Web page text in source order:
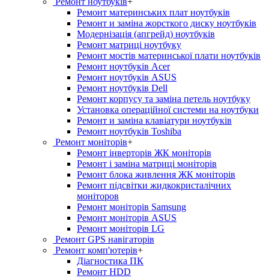
Ремонт материнських плат ноутбуків
Ремонт и заміна жорсткого диску ноутбуків
Модернізація (апгрейд) ноутбуків
Ремонт матриці ноутбуку
Ремонт мостів материнської плати ноутбуків
Ремонт ноутбуків Acer
Ремонт ноутбуків ASUS
Ремонт ноутбуків Dell
Ремонт корпусу та заміна петель ноутбуку
Установка операційної системи на ноутбуки
Ремонт и заміна клавіатури ноутбуків
Ремонт ноутбуків Toshiba
Ремонт моніторів+
Ремонт інверторів ЖК моніторів
Ремонт і заміна матриці моніторів
Ремонт блока живлення ЖК моніторів
Ремонт підсвітки жидкокристалічних
моніторов
Ремонт моніторів Samsung
Ремонт моніторів ASUS
Ремонт моніторів LG
Ремонт GPS навігаторів
Ремонт комп'ютерів+
Діагностика ПК
Ремонт HDD